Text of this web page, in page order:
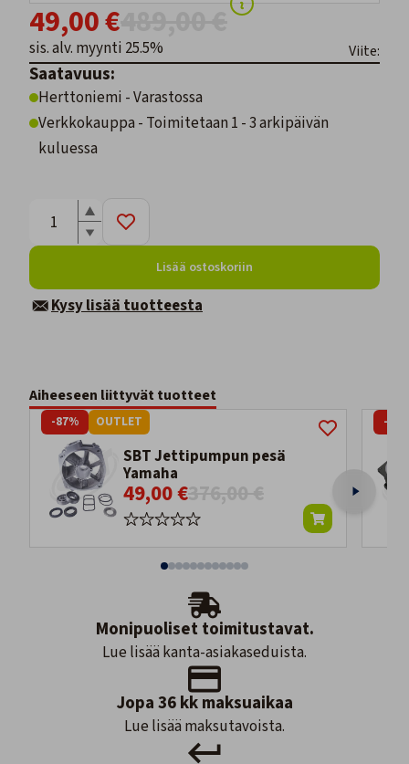
49,00 €
sis. alv. myynti 25.5% Viite:
Saatavuus:
Herttoniemi - Varastossa
Verkkokauppa - Toimitetaan 1 - 3 arkipäivän
kuluessa
Lisää ostoskoriin
Kysy lisää tuotteesta
Aiheeseen liittyvät tuotteet
SBT Jettipumpun pesä
Yamaha
49,00 €376,00 €
-87% OUTLET -
Monipuoliset toimitustavat.
Lue lisää kanta-asiakaseduista.
Jopa 36 kk maksuaikaa
Lue lisää maksutavoista.